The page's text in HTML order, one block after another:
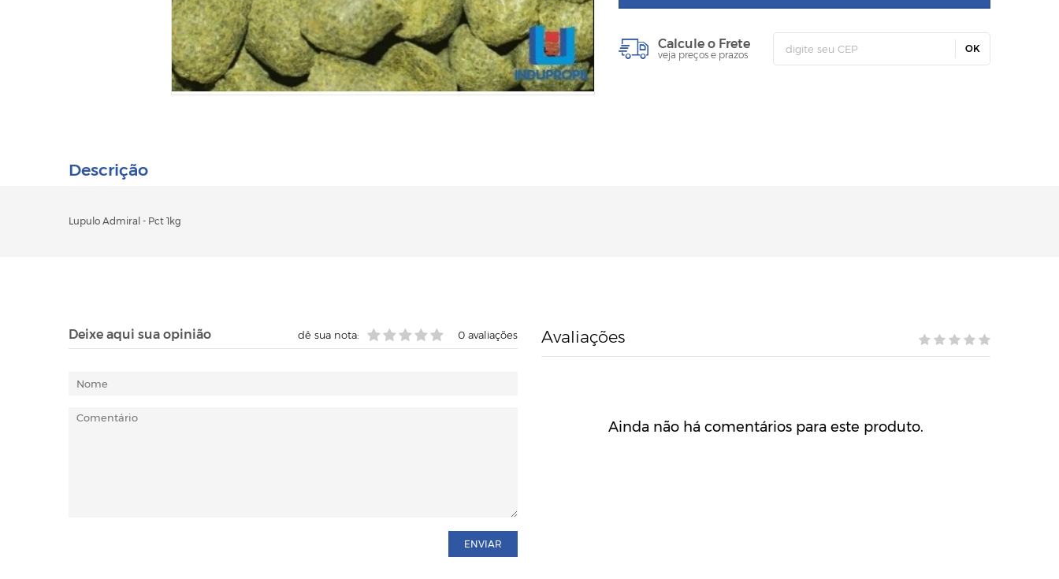
Calcule o Frete
veja preços e prazos
OK
Descrição
Lupulo Admiral - Pct 1kg
Deixe aqui sua opinião 0 avaliações
dê sua nota:
ENVIAR
Avaliações
Ainda não há comentários para este produto.